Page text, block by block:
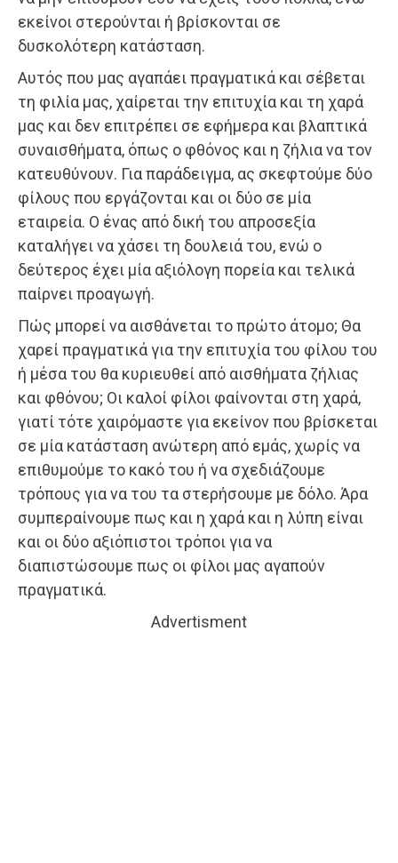
εκείνοι στερούνται ή βρίσκονται σε
δυσκολότερη κατάσταση.
Αυτός που μας αγαπάει πραγματικά και σέβεται
τη φιλία μας, χαίρεται την επιτυχία και τη χαρά
μας και δεν επιτρέπει σε εφήμερα και βλαπτικά
συναισθήματα, όπως ο φθόνος και η ζήλια να τον
κατευθύνουν. Για παράδειγμα, ας σκεφτούμε δύο
φίλους που εργάζονται και οι δύο σε μία
εταιρεία. Ο ένας από δική του απροσεξία
καταλήγει να χάσει τη δουλειά του, ενώ ο
δεύτερος έχει μία αξιόλογη πορεία και τελικά
παίρνει προαγωγή.
Πώς μπορεί να αισθάνεται το πρώτο άτομο; Θα
χαρεί πραγματικά για την επιτυχία του φίλου του
ή μέσα του θα κυριευθεί από αισθήματα ζήλιας
και φθόνου; Οι καλοί φίλοι φαίνονται στη χαρά,
γιατί τότε χαιρόμαστε για εκείνον που βρίσκεται
σε μία κατάσταση ανώτερη από εμάς, χωρίς να
επιθυμούμε το κακό του ή να σχεδιάζουμε
τρόπους για να του τα στερήσουμε με δόλο. Άρα
συμπεραίνουμε πως και η χαρά και η λύπη είναι
και οι δύο αξιόπιστοι τρόποι για να
διαπιστώσουμε πως οι φίλοι μας αγαπούν
πραγματικά.
Advertisment